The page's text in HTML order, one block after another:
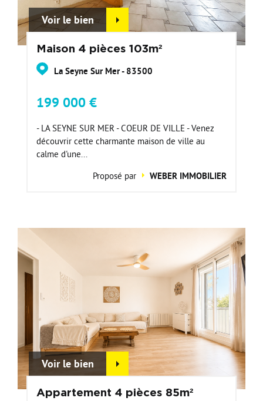
Voir le bien
Maison 4 pièces 103m²
La Seyne Sur Mer - 83500
199 000 €
- LA SEYNE SUR MER - COEUR DE VILLE - Venez
découvrir cette charmante maison de ville au
calme d'une...
Proposé par
WEBER IMMOBILIER
Voir le bien
Appartement 4 pièces 85m²